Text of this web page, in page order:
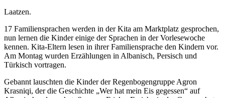
Laatzen.
17 Familiensprachen werden in der Kita am Marktplatz gesprochen,
nun lernen die Kinder einige der Sprachen in der Vorlesewoche
kennen. Kita-Eltern lesen in ihrer Familiensprache den Kindern vor.
Am Montag wurden Erzählungen in Albanisch, Persisch und
Türkisch vortragen.
Gebannt lauschten die Kinder der Regenbogengruppe Agron
Krasniqi, der die Geschichte „Wer hat mein Eis gegessen“ auf